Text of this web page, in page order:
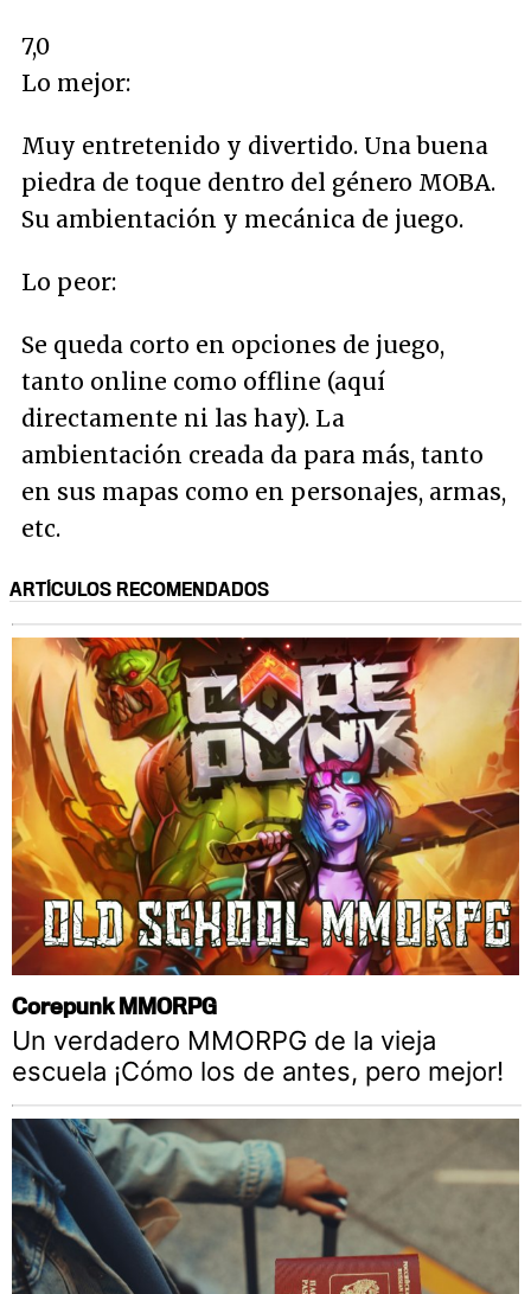
7,0
Lo mejor:
Muy entretenido y divertido. Una buena
piedra de toque dentro del género MOBA.
Su ambientación y mecánica de juego.
Lo peor:
Se queda corto en opciones de juego,
tanto online como offline (aquí
directamente ni las hay). La
ambientación creada da para más, tanto
en sus mapas como en personajes, armas,
etc.
ARTÍCULOS RECOMENDADOS
Corepunk MMORPG
Un verdadero MMORPG de la vieja
escuela ¡Cómo los de antes, pero mejor!